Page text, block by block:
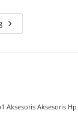
Hp
Terbaru
Aksesoris Aksesoris Hp